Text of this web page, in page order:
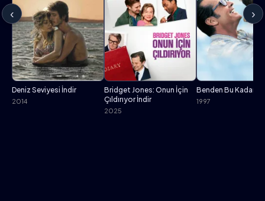
‹
Deniz Seviyesi İndir
2014
Bridget Jones: Onun İçin
Çıldırıyor İndir
2025
Benden Bu Kadar
1997
›